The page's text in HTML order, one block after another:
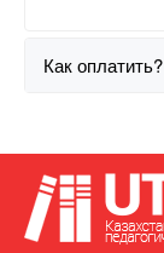
Как оплатить?